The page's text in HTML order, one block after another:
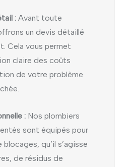
: Avant toute
un devis détaillé
Cela vous permet
claire des coûts
de votre problème
: Nos plombiers
sont équipés pour
qu’il s’agisse
de résidus de